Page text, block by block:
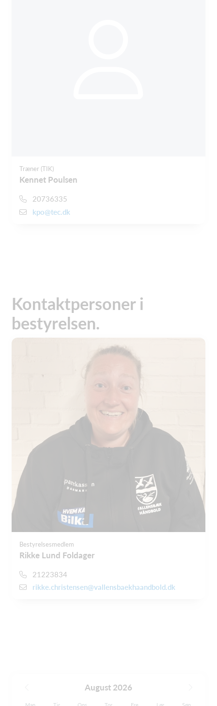
Træner (TIK)
Kennet Poulsen
20736335
kpo@tec.dk
Kontaktpersoner i
bestyrelsen.
Bestyrelsesmedlem
Rikke Lund Foldager
21223834
rikke.christensen@vallensbaekhaandbold.dk
August 2026
Man Tir Ons Tor Fre Lør Søn